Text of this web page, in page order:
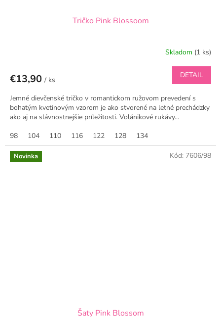
Tričko Pink Blossoom
Skladom (1 ks)
€13,90 / ks
DETAIL
Jemné dievčenské tričko v romantickom ružovom prevedení s
bohatým kvetinovým vzorom je ako stvorené na letné prechádzky
ako aj na slávnostnejšie príležitosti. Volánikové rukávy...
98
104 110 116 122 128 134
Novinka
Šaty Pink Blossom
Kód: 7606/98